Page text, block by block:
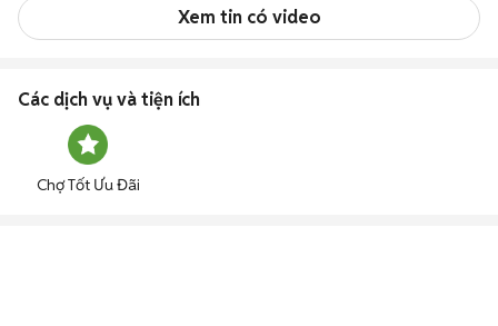
Xem tin có video
Các dịch vụ và tiện ích
Chợ Tốt Ưu Đãi